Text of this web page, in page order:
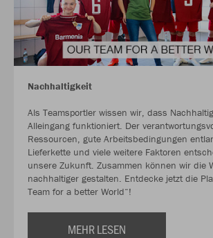
Nachhaltigkeit
Als Teamsportler wissen wir, dass
Alleingang funktioniert. Der
Ressourcen, gute Arbeitsbedingungen
Lieferkette und viele weitere Faktoren
unsere Zukunft. Zusammen können wir die
nachhaltiger gestalten. Entdecke jetzt die
Team for a better World“!
MEHR LESEN